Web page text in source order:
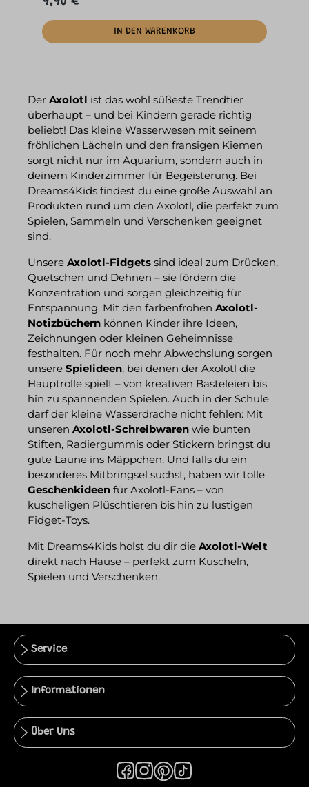
IN DEN WARENKORB
Der Axolotl ist das wohl süßeste Trendtier
überhaupt – und bei Kindern gerade richtig
beliebt! Das kleine Wasserwesen mit seinem
fröhlichen Lächeln und den fransigen Kiemen
sorgt nicht nur im Aquarium, sondern auch in
deinem Kinderzimmer für Begeisterung. Bei
Dreams4Kids findest du eine große Auswahl an
Produkten rund um den Axolotl, die perfekt zum
Spielen, Sammeln und Verschenken geeignet
sind.
Unsere Axolotl-Fidgets sind ideal zum Drücken,
Quetschen und Dehnen – sie fördern die
Konzentration und sorgen gleichzeitig für
Entspannung. Mit den farbenfrohen Axolotl-
Notizbüchern können Kinder ihre Ideen,
Zeichnungen oder kleinen Geheimnisse
festhalten. Für noch mehr Abwechslung sorgen
unsere Spielideen, bei denen der Axolotl die
Hauptrolle spielt – von kreativen Basteleien bis
hin zu spannenden Spielen. Auch in der Schule
darf der kleine Wasserdrache nicht fehlen: Mit
unseren Axolotl-Schreibwaren wie bunten
Stiften, Radiergummis oder Stickern bringst du
gute Laune ins Mäppchen. Und falls du ein
besonderes Mitbringsel suchst, haben wir tolle
Geschenkideen für Axolotl-Fans – von
kuscheligen Plüschtieren bis hin zu lustigen
Fidget-Toys.
Mit Dreams4Kids holst du dir die Axolotl-Welt
direkt nach Hause – perfekt zum Kuscheln,
Spielen und Verschenken.
Service
Informationen
Über Uns